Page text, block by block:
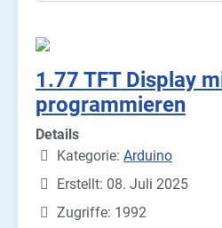
1.77 TFT Display
programmieren
Details
Kategorie: Arduino
Erstellt: 08. Juli 2025
Zugriffe: 1992